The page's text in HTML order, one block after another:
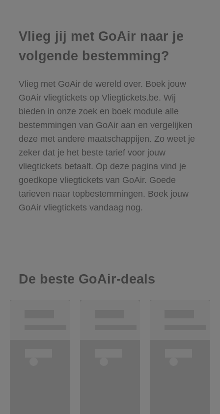
Vlieg jij met GoAir naar je
volgende bestemming?
Vlieg met GoAir de wereld over. Boek jouw
GoAir vliegtickets op Vliegtickets.be. Wij
bieden in onze zoek en boek module alle
bestemmingen van GoAir aan en vergelijken
deze met andere maatschappijen. Zo weet je
zeker dat je het beste tarief voor jouw
vliegtickets betaalt. Op deze pagina vind je
goedkope vliegtickets van GoAir. Goede
tarieven naar topbestemmingen. Boek jouw
GoAir vliegtickets vandaag nog.
De beste GoAir-deals